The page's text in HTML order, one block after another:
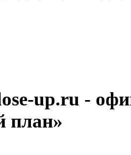
up.ru -
план»